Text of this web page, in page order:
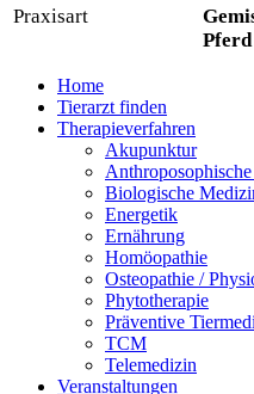
Praxisart
Pferd
Home
Tierarzt finden
Therapieverfahren
Akupunktur
Biologische
Energetik
Ernährung
Homöopathie
Osteopathie /
Phytotherapie
Präventive
TCM
Telemedizin
Veranstaltungen